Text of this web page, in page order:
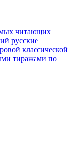
читающих
русские
классической
тиражами по